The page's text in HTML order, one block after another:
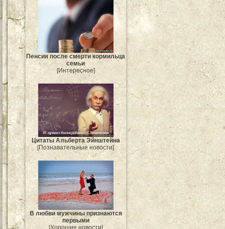
Пенсия после смерти кормильца
семьи
[Интересное]
Цитаты Альберта Эйнштейна
[Познавательные новости]
В любви мужчины признаются
первыми
[Хорошие новости]